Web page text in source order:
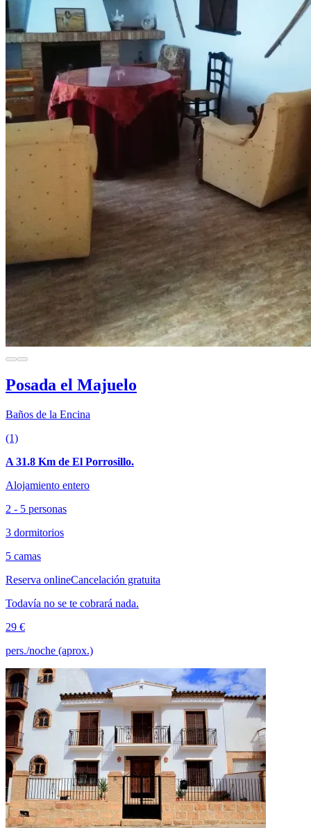
Posada el Majuelo
Baños de la Encina
(1)
A 31.8 Km de El Porrosillo.
Alojamiento entero
2 - 5 personas
3 dormitorios
5 camas
Reserva onlineCancelación gratuita
Todavía no se te cobrará nada.
29 €
pers./noche (aprox.)